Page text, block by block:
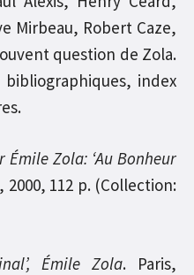
Mirbeau, Robert Caze,
question de Zola.
index
Émile Zola: ‘Au Bonheur
2000, 112 p. (Collection:
Émile Zola. Paris,